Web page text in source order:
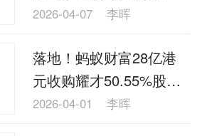
付有何亮点？
2026-04-07 李晖
落地！蚂蚁财富28亿港
元收购耀才50.55%股权
完成交割
2026-04-01 李晖